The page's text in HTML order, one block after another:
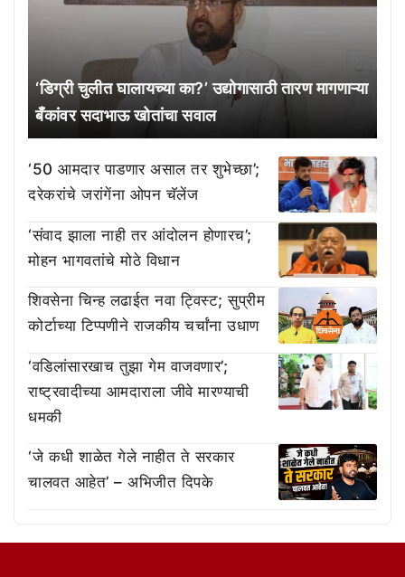
‘डिग्री चुलीत घालायच्या का?’ उद्योगासाठी तारण मागणाऱ्या
बँकांवर सदाभाऊ खोतांचा सवाल
‘50 आमदार पाडणार असाल तर शुभेच्छा’;
दरेकरांचे जरांगेंना ओपन चॅलेंज
‘संवाद झाला नाही तर आंदोलन होणारच’;
मोहन भागवतांचे मोठे विधान
शिवसेना चिन्ह लढाईत नवा ट्विस्ट; सुप्रीम
कोर्टाच्या टिप्पणीने राजकीय चर्चांना उधाण
‘वडिलांसारखाच तुझा गेम वाजवणार’;
राष्ट्रवादीच्या आमदाराला जीवे मारण्याची
धमकी
‘जे कधी शाळेत गेले नाहीत ते सरकार
चालवत आहेत’ – अभिजीत दिपके